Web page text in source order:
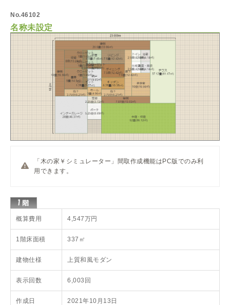
No.46102
名称未設定
「木の家￥シミュレーター」間取作成機能はPC版でのみ利
用できます。
概算費用 4,547万円
1階床面積 337㎡
建物仕様 上質和風モダン
表示回数 6,003回
作成日 2021年10月13日